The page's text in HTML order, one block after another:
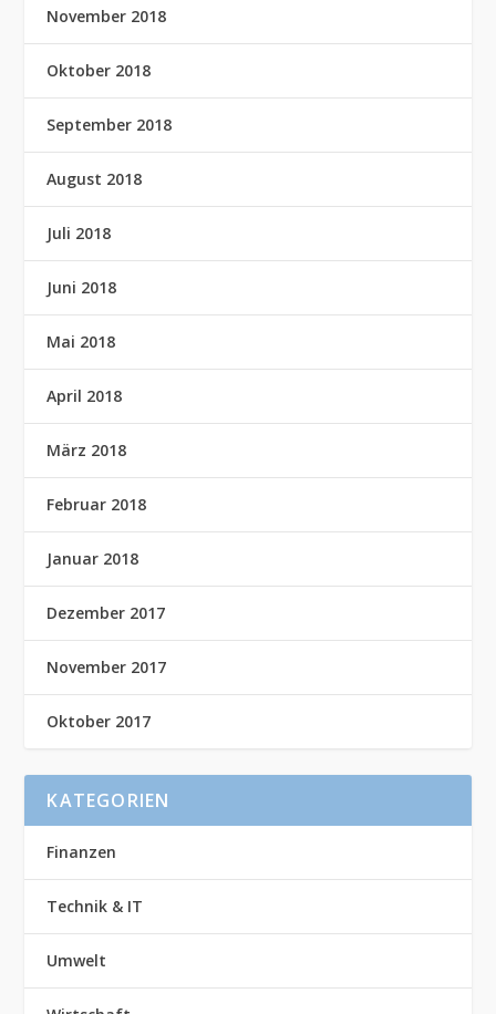
November 2018
Oktober 2018
September 2018
August 2018
Juli 2018
Juni 2018
Mai 2018
April 2018
März 2018
Februar 2018
Januar 2018
Dezember 2017
November 2017
Oktober 2017
KATEGORIEN
Finanzen
Technik & IT
Umwelt